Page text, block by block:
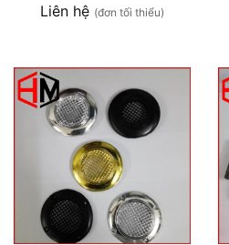
Liên hệ (đơn tối thiểu)